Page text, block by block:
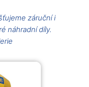
záruční i
náhradní díly.